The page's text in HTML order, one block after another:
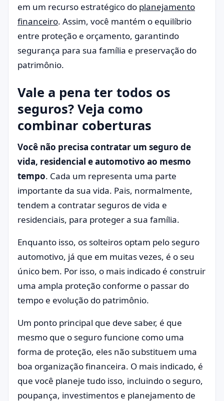
em um recurso estratégico do planejamento
financeiro. Assim, você mantém o equilíbrio
entre proteção e orçamento, garantindo
segurança para sua família e preservação do
patrimônio.
Vale a pena ter todos os
seguros? Veja como
combinar coberturas
Você não precisa contratar um seguro de
vida, residencial e automotivo ao mesmo
tempo. Cada um representa uma parte
importante da sua vida. Pais, normalmente,
tendem a contratar seguros de vida e
residenciais, para proteger a sua família.
Enquanto isso, os solteiros optam pelo seguro
automotivo, já que em muitas vezes, é o seu
único bem. Por isso, o mais indicado é construir
uma ampla proteção conforme o passar do
tempo e evolução do patrimônio.
Um ponto principal que deve saber, é que
mesmo que o seguro funcione como uma
forma de proteção, eles não substituem uma
boa organização financeira. O mais indicado, é
que você planeje tudo isso, incluindo o seguro,
poupança, investimentos e planejamento de